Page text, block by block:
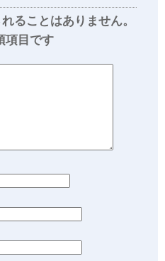
ることはありません。
項目です